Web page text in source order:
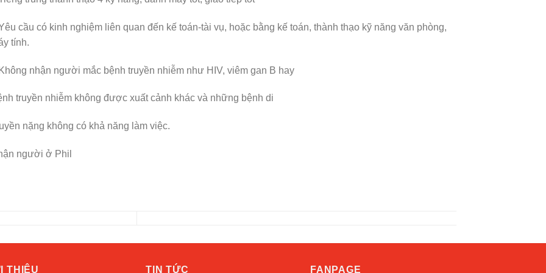
cầu có kinh nghiệm liên quan đến kế toán-tài vụ, hoặc bằng kế toán, thành thạo kỹ năng văn phòng,
tính.
nhận người mắc bệnh truyền nhiễm như HIV, viêm gan B hay
truyền nhiễm không được xuất cảnh khác và những bệnh di
nặng không có khả năng làm việc.
người ở Phil
THIỆU TIN TỨC FANPAGE